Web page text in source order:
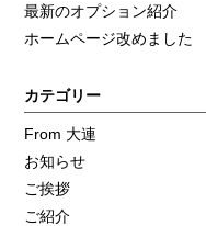
最新のオプション紹介
ホームページ改めました
カテゴリー
From 大連
お知らせ
ご挨拶
ご紹介